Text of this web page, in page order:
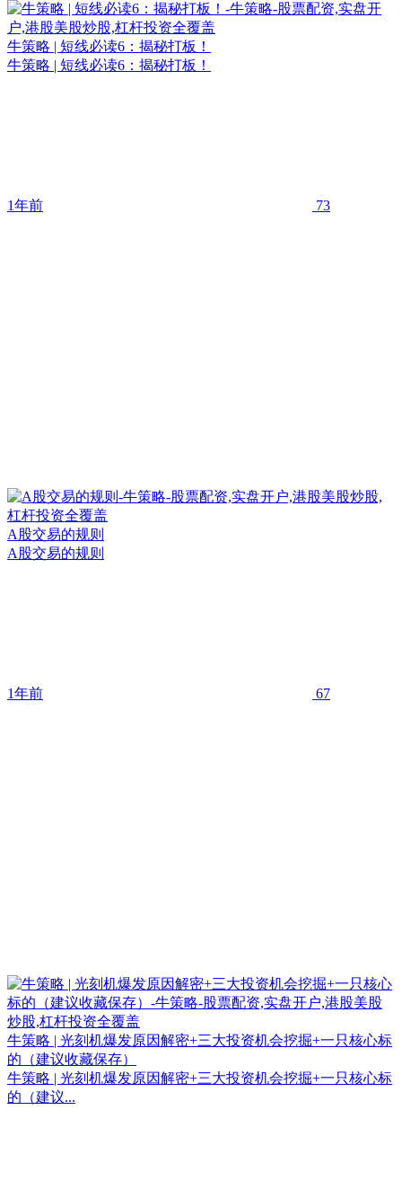
牛策略 | 短线必读6：揭秘打板！
牛策略 | 短线必读6：揭秘打板！
1年前 73
A股交易的规则
A股交易的规则
1年前 67
牛策略 | 光刻机爆发原因解密+三大投资机会挖掘+一只核心标
的（建议收藏保存）
牛策略 | 光刻机爆发原因解密+三大投资机会挖掘+一只核心标
的（建议...